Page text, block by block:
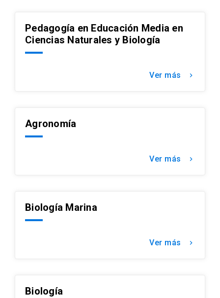
Pedagogía en Educación Media en
Ciencias Naturales y Biología
Ver más keyboard_arrow_right
Agronomía
Ver más keyboard_arrow_right
Biología Marina
Ver más keyboard_arrow_right
Biología